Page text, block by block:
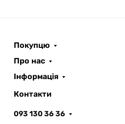
Покупцю
Про нас
Інформація
Контакти
093 130 36 36